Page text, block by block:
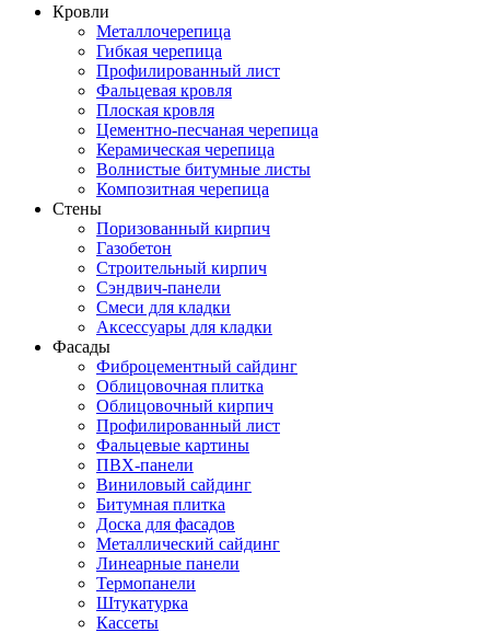
Кровли
Металлочерепица
Гибкая черепица
Профилированный лист
Фальцевая кровля
Плоская кровля
Цементно-песчаная черепица
Керамическая черепица
Волнистые битумные листы
Композитная черепица
Стены
Поризованный кирпич
Газобетон
Строительный кирпич
Сэндвич-панели
Смеси для кладки
Аксессуары для кладки
Фасады
Фиброцементный сайдинг
Облицовочная плитка
Облицовочный кирпич
Профилированный лист
Фальцевые картины
ПВХ-панели
Виниловый сайдинг
Битумная плитка
Доска для фасадов
Металлический сайдинг
Линеарные панели
Термопанели
Штукатурка
Кассеты